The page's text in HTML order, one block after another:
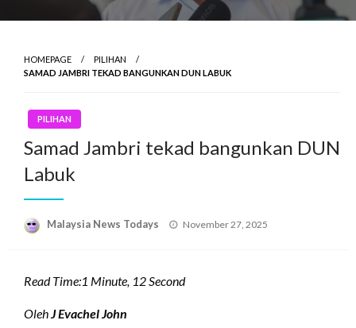
HOMEPAGE
PILIHAN
SAMAD JAMBRI TEKAD BANGUNKAN DUN LABUK
PILIHAN
Samad Jambri tekad bangunkan DUN
Labuk
Malaysia News Todays
Posted
November 27, 2025
Read Time:1 Minute, 12 Second
OlehJ Evachel John